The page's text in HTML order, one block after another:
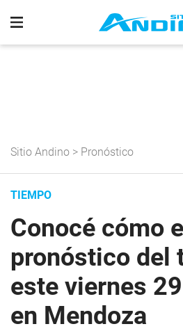
Sitio Andino > Pronóstico
TIEMPO
Conocé cómo
pronóstico del
este viernes
en Mendoza